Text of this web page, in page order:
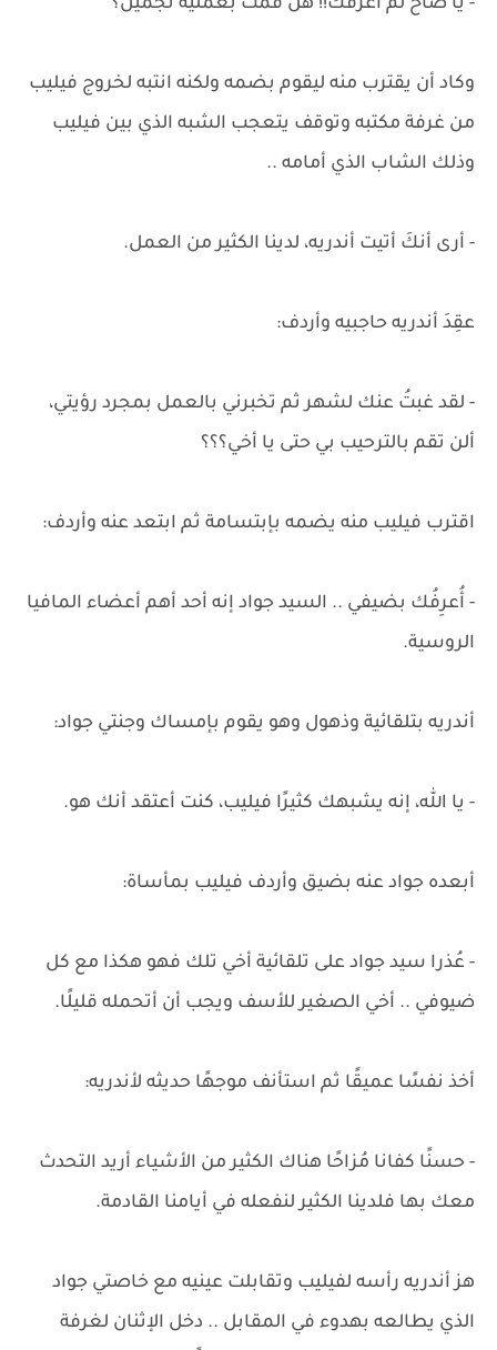
- يا صاح لم أعرفك!! هل قمت بعملية تجميل؟
وكاد أن يقترب منه ليقوم بضمه ولكنه انتبه لخروج فيليب
من غرفة مكتبه وتوقف يتعجب الشبه الذي بين فيليب
وذلك الشاب الذي أمامه ..
- أرى أنكَ أتيت أندريه، لدينا الكثير من العمل.
عقِدَ أندريه حاجبيه وأردف:
- لقد غبتُ عنك لشهر ثم تخبرني بالعمل بمجرد رؤيتي،
ألن تقم بالترحيب بي حتى يا أخي؟؟؟
اقترب فيليب منه يضمه بإبتسامة ثم ابتعد عنه وأردف:
- أُعرِفُك بضيفي .. السيد جواد إنه أحد أهم أعضاء المافيا
الروسية.
أندريه بتلقائية وذهول وهو يقوم بإمساك وجنتي جواد:
- يا الله، إنه يشبهك كثيرًا فيليب، كنت أعتقد أنك هو.
أبعده جواد عنه بضيق وأردف فيليب بمأساة:
- عُذرا سيد جواد على تلقائية أخي تلك فهو هكذا مع كل
ضيوفي .. أخي الصغير للأسف ويجب أن أتحمله قليلًا.
أخذ نفسًا عميقًا ثم استأنف موجهًا حديثه لأندريه:
- حسنًا كفانا مُزاحًا هناك الكثير من الأشياء أريد التحدث
معك بها فلدينا الكثير لنفعله في أيامنا القادمة.
هز أندريه رأسه لفيليب وتقابلت عينيه مع خاصتي جواد
الذي يطالعه بهدوء في المقابل .. دخل الإثنان لغرفة